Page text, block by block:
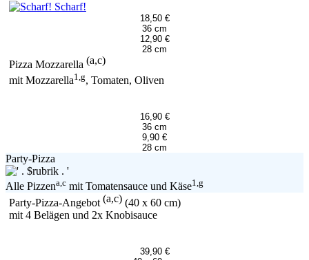
Scharf!
18,50 €
36 cm
12,90 €
28 cm
Pizza Mozzarella (a,c)
mit Mozzarella1,g, Tomaten, Oliven
16,90 €
36 cm
9,90 €
28 cm
Party-Pizza
Alle Pizzena,c mit Tomatensauce und Käse1,g
Party-Pizza-Angebot (a,c) (40 x 60 cm)
mit 4 Belägen und 2x Knobisauce
39,90 €